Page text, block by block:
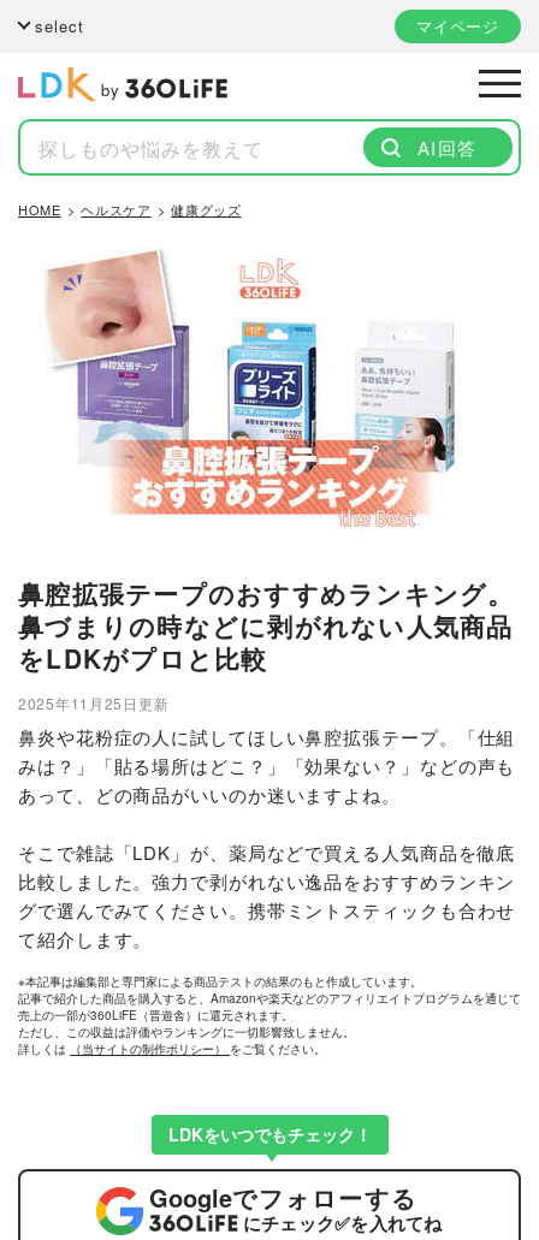
select マイページ
by
AI回答
HOME ヘルスケア 健康グッズ
鼻腔拡張テープのおすすめランキング。
鼻づまりの時などに剥がれない人気商品
をLDKがプロと比較
2025年11月25日更新
鼻炎や花粉症の人に試してほしい鼻腔拡張テープ。「仕組
みは？」「貼る場所はどこ？」「効果ない？」などの声も
あって、どの商品がいいのか迷いますよね。
そこで雑誌「LDK」が、薬局などで買える人気商品を徹底
比較しました。強力で剥がれない逸品をおすすめランキン
グで選んでみてください。携帯ミントスティックも合わせ
て紹介します。
※本記事は編集部と専門家による商品テストの結果のもと作成しています。
記事で紹介した商品を購入すると、Amazonや楽天などのアフィリエイトプログラムを通じて
売上の一部が360LiFE（晋遊舎）に還元されます。
ただし、この収益は評価やランキングに一切影響致しません。
詳しくは
（当サイトの制作ポリシー） をご覧ください。
LDKをいつでもチェック！
Googleでフォローする
にチェック✅を入れてね